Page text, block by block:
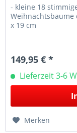
- kleine 18
Weihnachtsbaume
x 19 cm
149,95 € *
Lieferzeit 3-6
Merken